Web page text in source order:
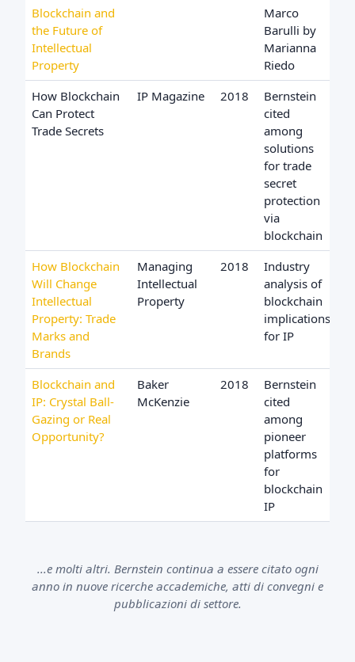
Blockchain and
the Future of
Intellectual
Property
Marco
Barulli by
Marianna
Riedo
How Blockchain
Can Protect
Trade Secrets
IP Magazine 2018
Bernstein
cited
among
solutions
for trade
secret
protection
via
blockchain
How Blockchain
Will Change
Intellectual
Property: Trade
Marks and
Brands
Managing
Intellectual
Property
2018
Industry
analysis of
blockchain
implications
for IP
Blockchain and
IP: Crystal Ball-
Gazing or Real
Opportunity?
Baker
McKenzie
2018
Bernstein
cited
among
pioneer
platforms
for
blockchain
IP
...e molti altri. Bernstein continua a essere citato ogni
anno in nuove ricerche accademiche, atti di convegni e
pubblicazioni di settore.